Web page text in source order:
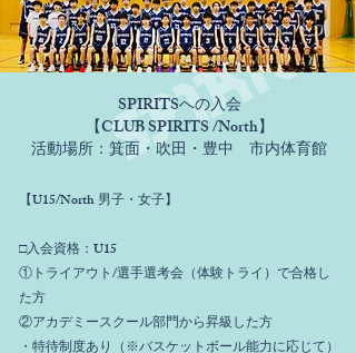
​SPIRITSへの入会
【CLUB SPIRITS /North】
​活動場所：箕面・吹田・豊中 市内体育館
【U15/North 男子・女子】
□入会資格：U15
①トライアウト/選手選考会（体験トライ）で合格し
た方
②アカデミースクール部門から昇級した方​